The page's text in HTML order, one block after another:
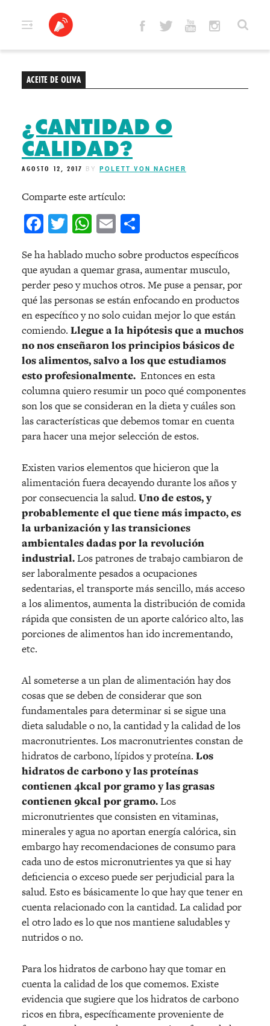
ACEITE DE OLIVA
¿CANTIDAD O
CALIDAD?
AGOSTO 12, 2017 BY POLETT VON NACHER
Comparte este artículo:
Facebook
Twitter
WhatsApp
Email
Se ha hablado mucho sobre productos específicos
que ayudan a quemar grasa, aumentar musculo,
perder peso y muchos otros. Me puse a pensar, por
qué las personas se están enfocando en productos
en específico y no solo cuidan mejor lo que están
comiendo. Llegue a la hipótesis que a muchos
no nos enseñaron los principios básicos de
los alimentos, salvo a los que estudiamos
esto profesionalmente. Entonces en esta
columna quiero resumir un poco qué componentes
son los que se consideran en la dieta y cuáles son
las características que debemos tomar en cuenta
para hacer una mejor selección de estos.
Existen varios elementos que hicieron que la
alimentación fuera decayendo durante los años y
por consecuencia la salud. Uno de estos, y
probablemente el que tiene más impacto, es
la urbanización y las transiciones
ambientales dadas por la revolución
industrial.Los patrones de trabajo cambiaron de
ser laboralmente pesados a ocupaciones
sedentarias, el transporte más sencillo, más acceso
a los alimentos, aumenta la distribución de comida
rápida que consisten de un aporte calórico alto, las
porciones de alimentos han ido incrementando,
etc.
Al someterse a un plan de alimentación hay dos
cosas que se deben de considerar que son
fundamentales para determinar si se sigue una
dieta saludable o no, la cantidad y la calidad de los
macronutrientes. Los macronutrientes constan de
hidratos de carbono, lípidos y proteína. Los
hidratos de carbono y las proteínas
contienen 4kcal por gramo y las grasas
contienen 9kcal por gramo.Los
micronutrientes que consisten en vitaminas,
minerales y agua no aportan energía calórica, sin
embargo hay recomendaciones de consumo para
cada uno de estos micronutrientes ya que si hay
deficiencia o exceso puede ser perjudicial para la
salud. Esto es básicamente lo que hay que tener en
cuenta relacionado con la cantidad. La calidad por
el otro lado es lo que nos mantiene saludables y
nutridos o no.
Para los hidratos de carbono hay que tomar en
cuenta la calidad de los que comemos. Existe
evidencia que sugiere que los hidratos de carbono
ricos en fibra, específicamente proveniente de